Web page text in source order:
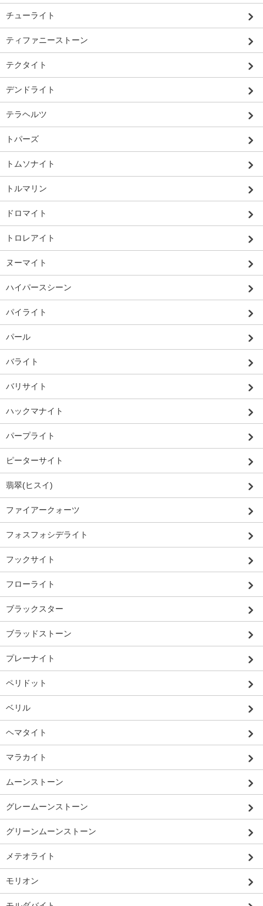
チューライト
ティファニーストーン
テクタイト
デンドライト
テラヘルツ
トパーズ
トムソナイト
トルマリン
ドロマイト
トロレアイト
ヌーマイト
ハイパースシーン
パイライト
パール
バライト
バリサイト
ハックマナイト
パープライト
ピーターサイト
翡翠(ヒスイ)
ファイアークォーツ
フォスフォシデライト
フックサイト
フローライト
ブラックスター
ブラッドストーン
プレーナイト
ペリドット
ベリル
ヘマタイト
マラカイト
ムーンストーン
グレームーンストーン
グリーンムーンストーン
メテオライト
モリオン